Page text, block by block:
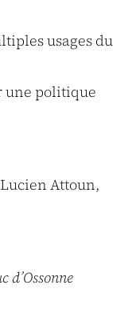
usages du
une politique
Attoun,
d’Ossonne